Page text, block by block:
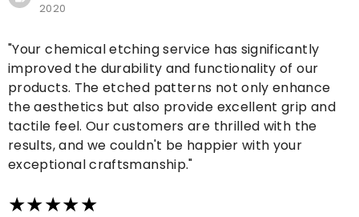
2020
"Your chemical etching service has significantly
improved the durability and functionality of our
products. The etched patterns not only enhance
the aesthetics but also provide excellent grip and
tactile feel. Our customers are thrilled with the
results, and we couldn't be happier with your
exceptional craftsmanship."